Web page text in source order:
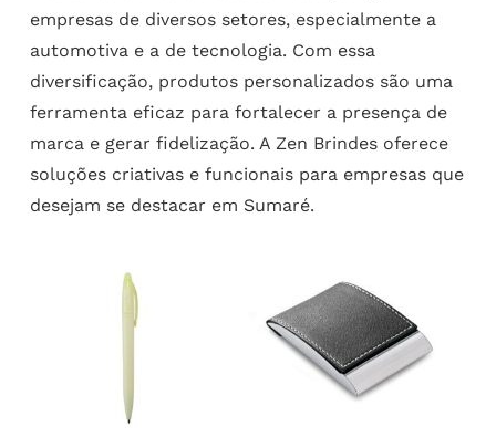
empresas de diversos setores, especialmente a
automotiva e a de tecnologia. Com essa
diversificação, produtos personalizados são uma
ferramenta eficaz para fortalecer a presença de
marca e gerar fidelização. A Zen Brindes oferece
soluções criativas e funcionais para empresas que
desejam se destacar em Sumaré.